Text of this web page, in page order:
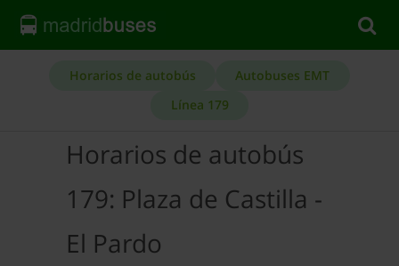
Horarios de autobús
Autobuses EMT
Línea 179
Horarios de autobús
179: Plaza de Castilla -
El Pardo